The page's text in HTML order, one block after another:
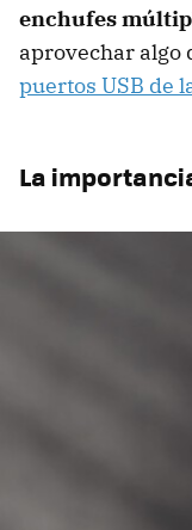
enchufes
aprovechar algo
puertos USB de
La